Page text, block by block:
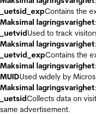
_uetsid_expContains the
Maksimal lagringsvarighet
_uetvidUsed to track
Maksimal lagringsvarighet
_uetvid_expContains the
Maksimal lagringsvarighet
MUIDUsed widely by
Maksimal lagringsvarighet
_uetsidCollects data on
same advertisement.